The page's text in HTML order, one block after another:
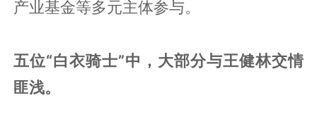
产业基金等多元主体参与。
五位“白衣骑士”中，大部分与王健林交情
匪浅。